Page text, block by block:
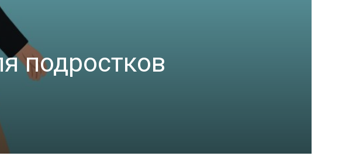
подростков